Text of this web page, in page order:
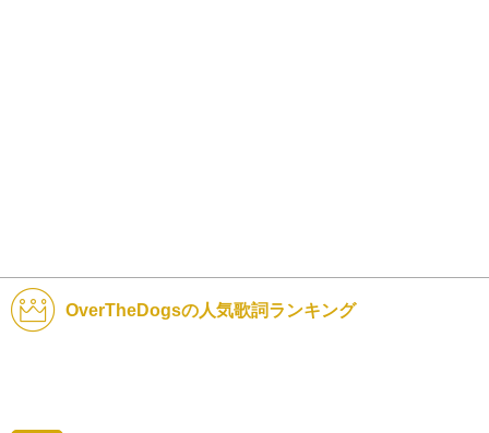
OverTheDogsの人気歌詞ランキング